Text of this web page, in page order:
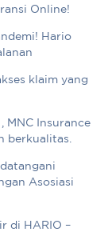
Online!
Hario
klaim yang
MNC Insurance
berkualitas.
Asosiasi
di HARIO –